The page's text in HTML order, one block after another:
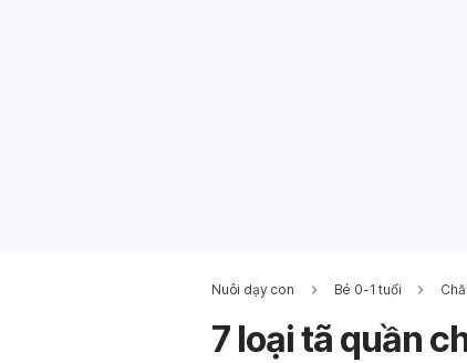
Nuôi dạy con Bé 0-1 tuổi
7 loại tã quần